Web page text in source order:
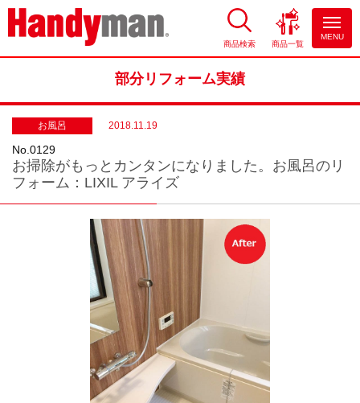
お風呂やキッチンのリフォーム
商品検索 商品一覧
MENU
部分リフォーム実績
お風呂 2018.11.19
No.0129
お掃除がもっとカンタンになりました。お風呂のリ
フォーム：LIXIL アライズ